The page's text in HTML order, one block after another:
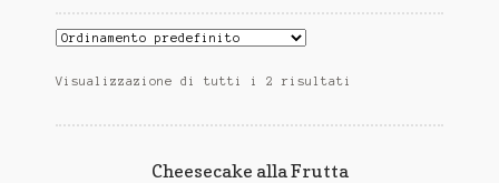
Visualizzazione di tutti i 2 risultati
Cheesecake alla Frutta